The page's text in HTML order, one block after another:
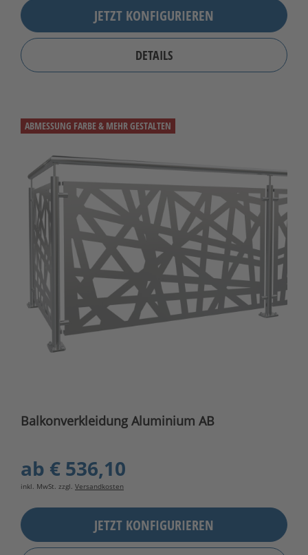
JETZT KONFIGURIEREN
DETAILS
ABMESSUNG FARBE & MEHR GESTALTEN
Balkonverkleidung Aluminium AB
ab € 536,10
inkl. MwSt. zzgl. Versandkosten
JETZT KONFIGURIEREN